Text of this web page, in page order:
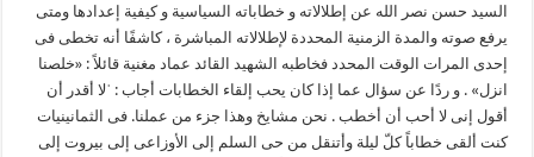
السید حسن نصر الله عن إطلالاته و خطاباته السیاسیة و کیفیة إعدادها ومتی
یرفع صوته والمدة الزمنیة المحددة لإطلالاته المباشرة ، کاشفًا أنه تخطی فی
إحدی المرات الوقت المحدد فخاطبه الشهید القائد عماد مغنیة قائلاً : «خلصنا
انزل» . و ردًا عن سؤال عما إذا کان یحب إلقاء الخطابات أجاب : ˈلا أقدر أن
أقول إنی لا أحب أن أخطب . نحن مشایخ وهذا جزء من عملنا. فی الثمانینیات
کنت ألقی خطاباً کلّ لیلة وأتنقل من حی السلم إلی الأوزاعی إلی بیروت إلی